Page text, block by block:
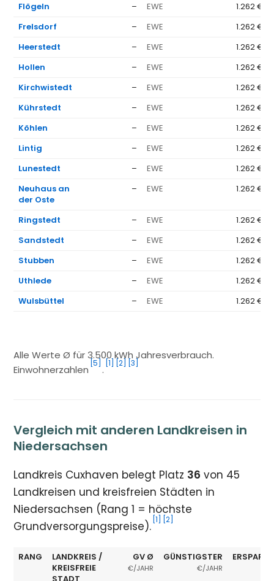
Flögeln
– EWE
1.262 €
Frelsdorf
– EWE
1.262 €
Heerstedt
– EWE
1.262 €
Hollen
– EWE
1.262 €
Kirchwistedt
– EWE
1.262 €
Kührstedt
– EWE
1.262 €
Köhlen
– EWE
1.262 €
Lintig
– EWE
1.262 €
Lunestedt
– EWE
1.262 €
Neuhaus an
der Oste
– EWE 1.262 €
Ringstedt – EWE
1.262 €
Sandstedt
– EWE
1.262 €
Stubben
– EWE
1.262 €
Uthlede
– EWE
1.262 €
Wulsbüttel
– EWE 1.262 €
Alle Werte Ø für 3.500 kWh Jahresverbrauch.
Einwohnerzahlen
[5]
.
[1] [2] [3]
Vergleich mit anderen Landkreisen in
Niedersachsen
Landkreis Cuxhaven belegt Platz 36 von 45
Landkreisen und kreisfreien Städten in
Niedersachsen (Rang 1 = höchste
Grundversorgungspreise). [1] [2]
RANG
LANDKREIS /
KREISFREIE
STADT
GV Ø
€/JAHR
GÜNSTIGSTER
€/JAHR